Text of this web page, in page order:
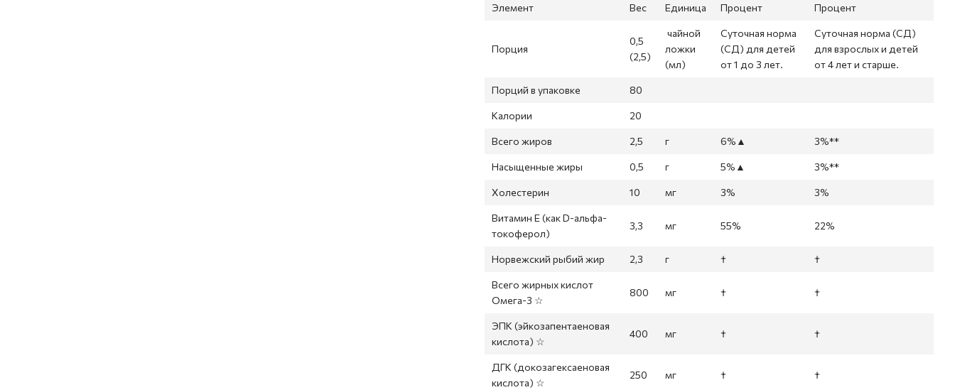
Элемент Вес Единица Процент Процент
Порция
0,5
(2,5)
чайной
ложки
(мл)
Суточная норма
(СД) для детей
от 1 до 3 лет.
Суточная норма (СД)
для взрослых и детей
от 4 лет и старше.
Порций в упаковке 80
Калории 20
Всего жиров 2,5 г 6%▲ 3%**
Насыщенные жиры 0,5 г 5%▲ 3%**
Холестерин 10 мг 3% 3%
Витамин Е (как D-альфа-
токоферол)
3,3 мг 55% 22%
Норвежский рыбий жир 2,3 г † †
Всего жирных кислот
Омега-3 ☆
800 мг † †
ЭПК (эйкозапентаеновая
кислота) ☆
400 мг † †
ДГК (докозагексаеновая
кислота) ☆
250 мг † †